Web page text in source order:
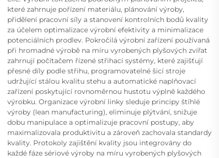
které zahrnuje pořízení materiálu, plánování výroby,
přidělení pracovní síly a stanovení kontrolních bodů kvality
za účelem optimalizace výrobní efektivity a minimalizace
potenciálních prodlev. Pokročilá výrobní zařízení používaná
při hromadné výrobě na míru vyrobených plyšových zvířat
zahrnují počítačem řízené střihací systémy, které zajišťují
přesné díly podle střihu, programovatelné šicí stroje
udržující stálou kvalitu stehu a automatické naplňovací
zařízení poskytující rovnoměrnou hustotu výplně každého
výrobku. Organizace výrobní linky sleduje principy štíhlé
výroby (lean manufacturing), eliminuje plýtvání, snižuje
dobu manipulace a optimalizuje pracovní postupy, aby
maximalizovala produktivitu a zároveň zachovala standardy
kvality. Protokoly zajištění kvality jsou integrovány do
každé fáze sériové výroby na míru vyrobených plyšových